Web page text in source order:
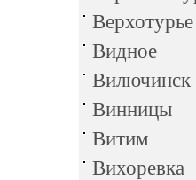
Верхотурье
Видное
Вилючинск
Винницы
Витим
Вихоревка